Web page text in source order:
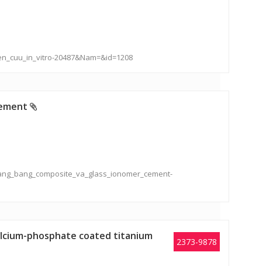
20487&Nam=&id=1208
2373-9878
phosphate coated titanium